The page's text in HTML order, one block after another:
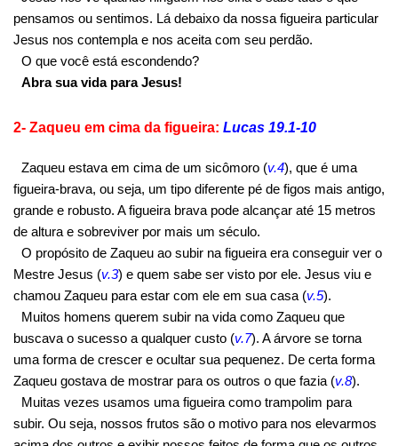
pensamos ou sentimos. Lá debaixo da nossa figueira particular
Jesus nos contempla e nos aceita com seu perdão.
O que você está escondendo?
Abra sua vida para Jesus!
2- Zaqueu em cima da figueira: Lucas 19.1-10
Zaqueu estava em cima de um sicômoro (v.4), que é uma
figueira-brava, ou seja, um tipo diferente pé de figos mais antigo,
grande e robusto. A figueira brava pode alcançar até 15 metros
de altura e sobreviver por mais um século.
O propósito de Zaqueu ao subir na figueira era conseguir ver o
Mestre Jesus (v.3) e quem sabe ser visto por ele. Jesus viu e
chamou Zaqueu para estar com ele em sua casa (v.5).
Muitos homens querem subir na vida como Zaqueu que
buscava o sucesso a qualquer custo (v.7). A árvore se torna
uma forma de crescer e ocultar sua pequenez. De certa forma
Zaqueu gostava de mostrar para os outros o que fazia (v.8).
Muitas vezes usamos uma figueira como trampolim para
subir. Ou seja, nossos frutos são o motivo para nos elevarmos